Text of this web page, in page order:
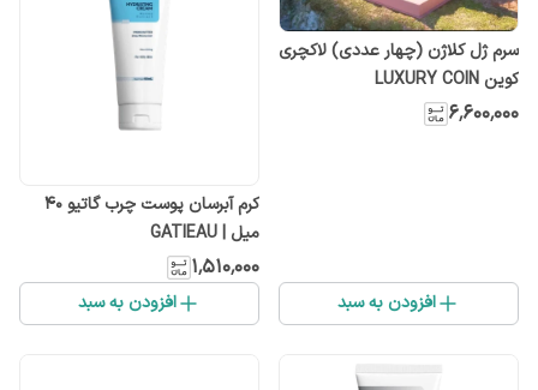
سرم ژل کلاژن (چهار عددی) لاکچری
کوین LUXURY COIN
۶٬۶۰۰٬۰۰۰
افزودن به سبد
کرم آبرسان پوست چرب گاتیو 40
میل | GATIEAU
۱٬۵۱۰٬۰۰۰
افزودن به سبد